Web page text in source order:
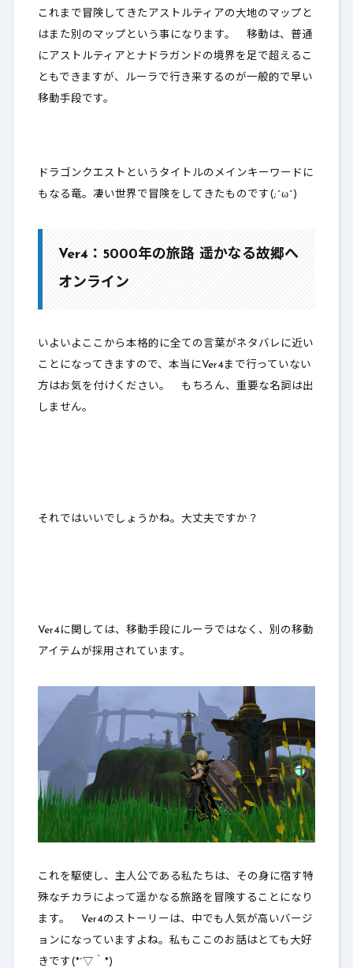
これまで冒険してきたアストルティアの大地のマップと
はまた別のマップという事になります。 移動は、普通
にアストルティアとナドラガンドの境界を足で超えるこ
ともできますが、ルーラで行き来するのが一般的で早い
移動手段です。
ドラゴンクエストというタイトルのメインキーワードに
もなる竜。凄い世界で冒険をしてきたものです(;^ω^)
Ver4：5000年の旅路 遥かなる故郷へ
オンライン
いよいよここから本格的に全ての言葉がネタバレに近い
ことになってきますので、本当にVer4まで行っていない
方はお気を付けください。 もちろん、重要な名詞は出
しません。
それではいいでしょうかね。大丈夫ですか？
Ver4に関しては、移動手段にルーラではなく、別の移動
アイテムが採用されています。
これを駆使し、主人公である私たちは、その身に宿す特
殊なチカラによって 遥かなる旅路を冒険する ことになり
ます。 Ver4のストーリーは、中でも人気が高いバージ
ョンになっていますよね。私もここのお話はとても大好
きです(*´▽｀*)